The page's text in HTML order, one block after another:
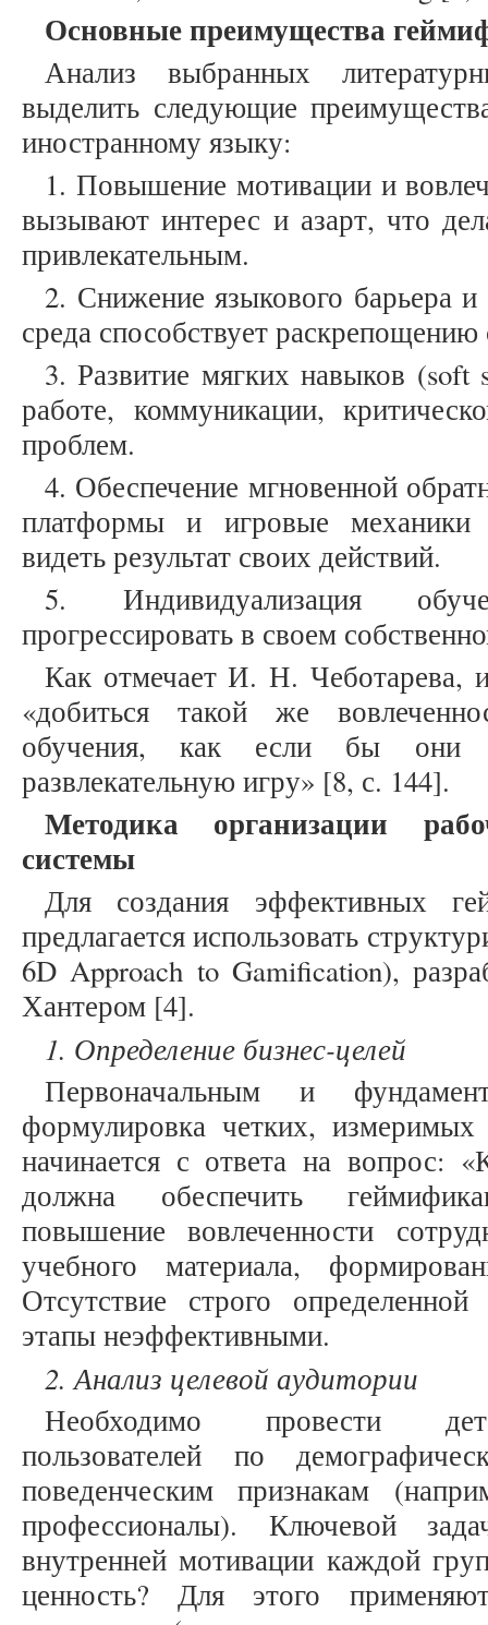
Основные преимущества
Анализ выбранных
выделить следующие
иностранному языку:
1. Повышение мотивации и
вызывают интерес и азарт, что
привлекательным.
2. Снижение языкового барьера и
среда способствует раскрепощению
3. Развитие мягких навыков
работе, коммуникации,
проблем.
4. Обеспечение мгновенной
платформы и игровые механики
видеть результат своих действий.
5. Индивидуализация
прогрессировать в своем
Как отмечает И. Н. Чеботарева,
«добиться такой же
обучения, как если бы они
развлекательную игру» [8, с. 144].
Методика организации
системы
Для создания эффективных
предлагается использовать
6D Approach to Gamification),
Хантером [4].
1. Определение бизнес-целей
Первоначальным и
формулировка четких, измеримых
начинается с ответа на вопрос:
должна обеспечить
повышение вовлеченности
учебного материала,
Отсутствие строго
этапы неэффективными.
2. Анализ целевой аудитории
Необходимо провести
пользователей по
поведенческим признакам
профессионалы). Ключевой
внутренней мотивации каждой
ценность? Для этого